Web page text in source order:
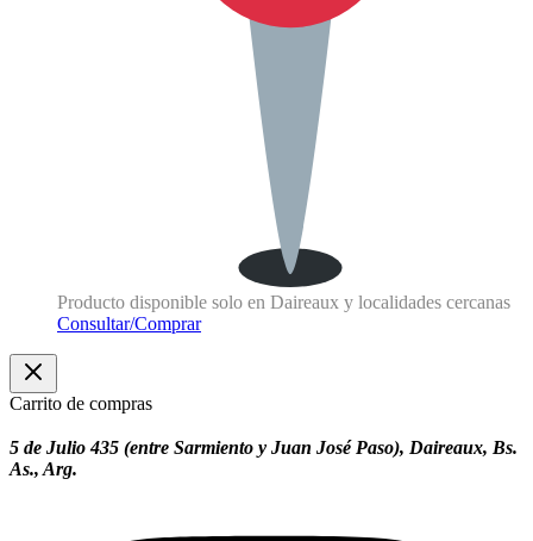
Producto disponible solo en Daireaux y localidades cercanas
Consultar/Comprar
Carrito de compras
5 de Julio 435 (entre Sarmiento y Juan José Paso), Daireaux, Bs.
As., Arg.